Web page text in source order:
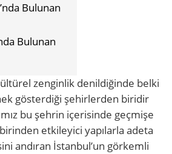
Bulunan
Bulunan
zenginlik denildiğinde belki
gösterdiği şehirlerden biridir
bu şehrin içerisinde geçmişe
etkileyici yapılarla adeta
andıran İstanbul’un görkemli